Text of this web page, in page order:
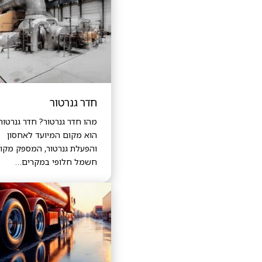
חדר גנרטור
מהו חדר גנרטור? חדר
הוא מקום המיועד לאחסון
והפעלת גנרטור, המספק
חשמל חלופי במקרים…